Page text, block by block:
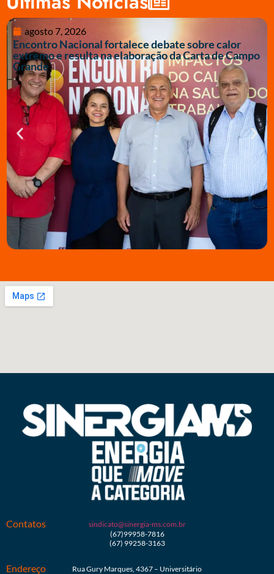
agosto 7, 2026
Encontro Nacional fortalece debate sobre calor
extremo e resulta na elaboração da Carta de Campo
Grande
Contatos
sindicato@sinergia-ms.com.br
(67)99958-7816
(67) 99258-3163
Endereço
Rua Gury Marques, 4367 – Universitário